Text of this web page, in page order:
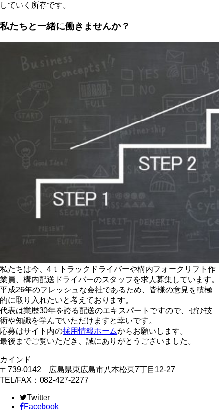
していく所存です。
私たちと一緒に働きませんか？
私たちは今、4ｔトラックドライバーや構内フォークリフト作
業員、構内配送ドライバーのスタッフを求人募集しています。
平成26年のフレッシュな会社であるため、皆様の意見を積極
的に取り入れたいと考えております。
代表は業歴30年を誇る配送のエキスパートですので、ぜひ技
術や知識を学んでいただけますと幸いです。
応募はサイト内の採用情報ホームからお願いします。
最後までご覧いただき、誠にありがとうございました。
カインド
〒739-0142 広島県東広島市八本松東7丁目12-27
TEL/FAX：082-427-2277
Twitter
Facebook